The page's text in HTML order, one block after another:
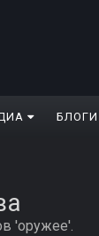
БЛОГИ
'оружее'.